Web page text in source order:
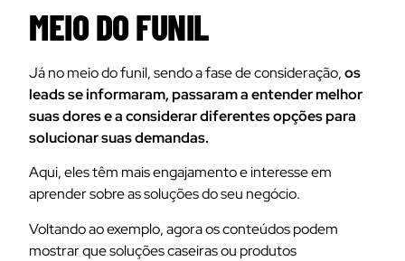
MEIO DO FUNIL
Já no meio do funil, sendo a fase de consideração,os
leads se informaram, passaram a entender melhor
suas dores e a considerar diferentes opções para
solucionar suas demandas.
Aqui, eles têm mais engajamento e interesse em
aprender sobre as soluções do seu negócio.
Voltando ao exemplo, agora os conteúdos podem
mostrar que soluções caseiras ou produtos